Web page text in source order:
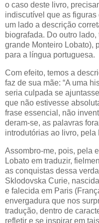
o caso deste livro,
indiscutível que as
um lado a descrição
biografada. Do outro
grande Monteiro Lobato),
para a língua portuguesa.
Com efeito, temos a
faz de sua mãe: “A uma
seria culpada se
que não estivesse
frase essencial, não
deram-se, as palavras
introdutórias ao livro, pela
Assombro-me, pois, pela
Lobato em traduzir,
as conquistas dessa
Sklodovska Curie,
e falecida em Paris
envergadura que nos
tradução, dentro de
refletir e se inspirar em